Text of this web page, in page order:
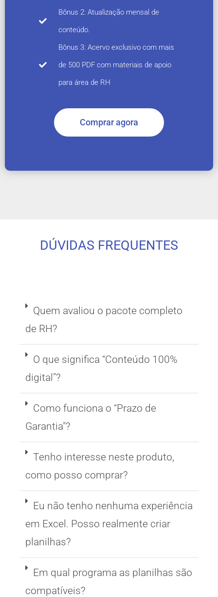
Bônus 2: Atualização mensal de
conteúdo.
Bônus 3: Acervo exclusivo com mais
de 500 PDF com materiais de apoio
para área de RH
Comprar agora
DÚVIDAS FREQUENTES
Quem avaliou o pacote completo
de RH?
O que significa “Conteúdo 100%
digital”?
Como funciona o “Prazo de
Garantia"?
Tenho interesse neste produto,
como posso comprar?
Eu não tenho nenhuma experiência
em Excel. Posso realmente criar
planilhas?
Em qual programa as planilhas são
compatíveis?